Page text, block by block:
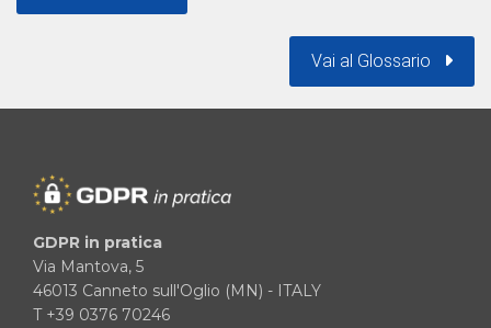
Vai al Glossario
GDPR in pratica
Via Mantova, 5
46013 Canneto sull'Oglio (MN) - ITALY
T +39 0376 70246